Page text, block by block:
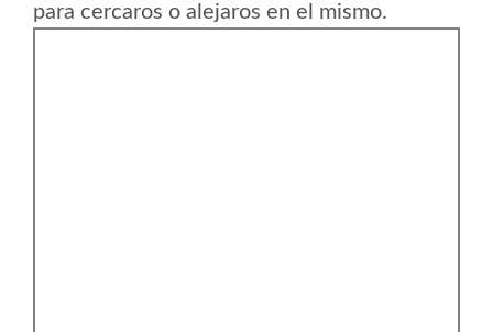
para cercaros o alejaros en el mismo.